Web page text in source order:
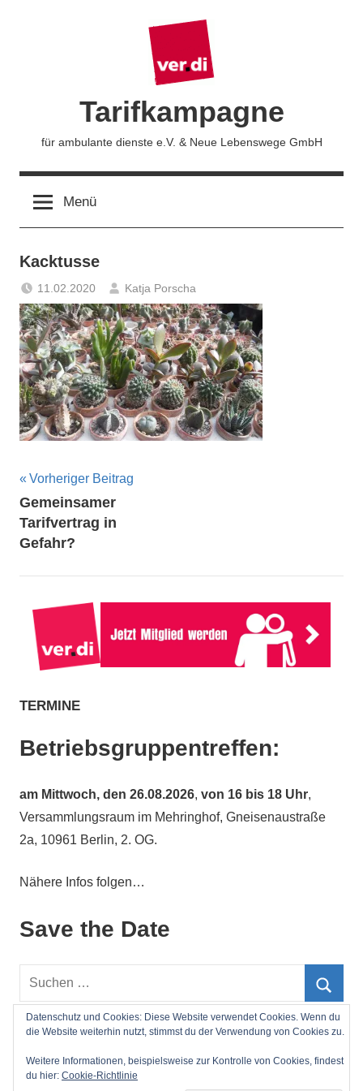
Tarifkampagne
für ambulante dienste e.V. & Neue Lebenswege GmbH
Menü
Kacktusse
11.02.2020 Katja Porscha
Beitragsnavigation
Vorheriger Beitrag
Gemeinsamer
Tarifvertrag in
Gefahr?
TERMINE
Betriebsgruppentreffen:
am Mittwoch, den 26.08.2026, von 16 bis 18 Uhr,
Versammlungsraum im Mehringhof, Gneisenaustraße
2a, 10961 Berlin, 2. OG.
Nähere Infos folgen…
Save the Date
Suchen
Impressum
Datenschutz und Cookies: Diese Website verwendet Cookies. Wenn du
die Website weiterhin nutzt, stimmst du der Verwendung von Cookies zu.
Weitere Informationen, beispielsweise zur Kontrolle von Cookies, findest
du hier: Cookie-Richtlinie